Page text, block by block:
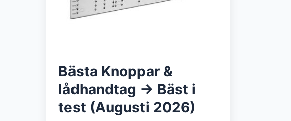
Bästa Knoppar &
lådhandtag → Bäst i
test (Augusti 2026)